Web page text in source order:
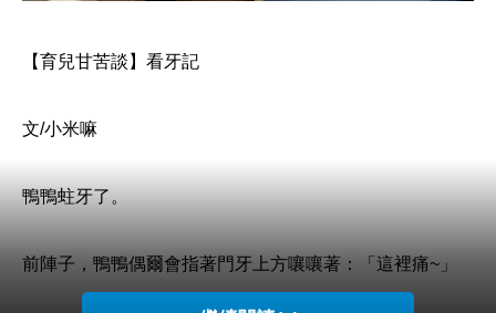
【育兒甘苦談】看牙記
文/小米嘛
鴨鴨蛀牙了。
前陣子，鴨鴨偶爾會指著門牙上方嚷嚷著：「這裡痛~」